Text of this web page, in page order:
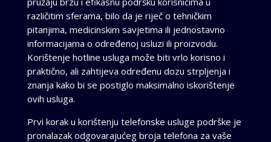
različitim sferama, bilo da je riječ o tehničkim
pitanjima, medicinskim savjetima ili jednostavno
informacijama o određenoj usluzi ili proizvodu.
Korištenje hotline usluga može biti vrlo korisno i
praktično, ali zahtijeva određenu dozu strpljenja i
znanja kako bi se postiglo maksimalno iskorištenje
ovih usluga.
Prvi korak u korištenju telefonske usluge podrške je
pronalazak odgovarajućeg broja telefona za vaše